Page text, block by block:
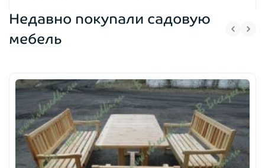
ОФОРМИТЬ ЗАКАЗ
Недавно покупали садовую
мебель